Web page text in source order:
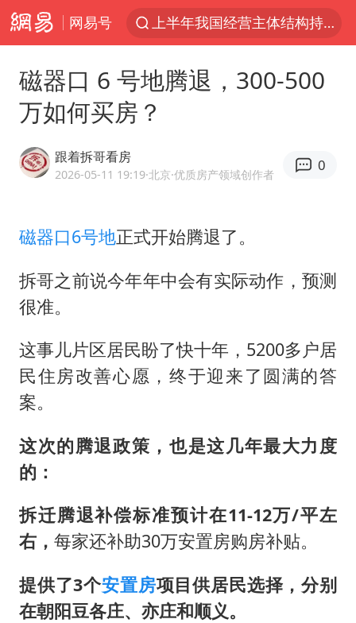
网易号
上半年我国经营主体结构持续优化
杭州机场已取消航班388架次
中国籍豪华游艇富商之子在泰国被杀
10余省份将出现强风雨 局地特大暴雨
新疆一婚礼线上邀请引热议
《龙餐馆》 冲奖
构建更高水平的全民健身公共服务体系
云南一男子胃中取出180颗铁钉
磁器口 6 号地腾退，300-500
万如何买房？
跟着拆哥看房
2026-05-11 19:19·北京·优质房产领域创作者
0
磁器口6号地正式开始腾退了。
拆哥之前说今年年中会有实际动作，预测
很准。
这事儿片区居民盼了快十年，5200多户居
民住房改善心愿，终于迎来了圆满的答
案。
这次的腾退政策，也是这几年最大力度
的：
拆迁腾退补偿标准预计在11-12万/平左
右， 每家还补助30万安置房购房补贴。
提供了3个安置房项目供居民选择，分别
在朝阳豆各庄、亦庄和顺义。